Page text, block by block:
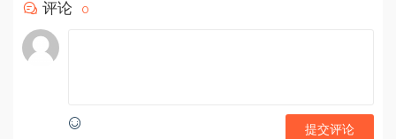
评论 0
提交评论